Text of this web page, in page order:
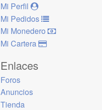
Mi Perfil
Mi Pedidos
Mi Monedero
Mi Cartera
Enlaces
Foros
Anuncios
Tienda